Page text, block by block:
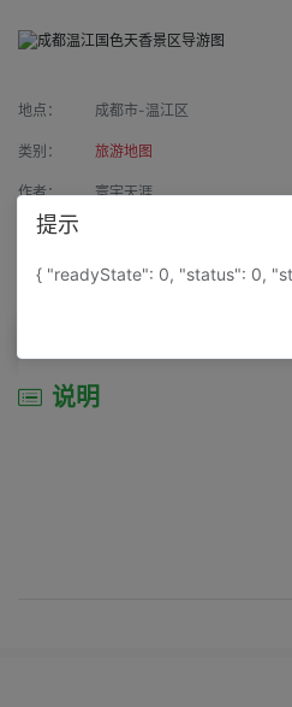
地点： 成都市-温江区
类别： 旅游地图
作者： 寰宇天涯
来源：
属性： 地图属性： 地图类型-景区导
说明
提示
{ "readyState": 0, "status": 0,